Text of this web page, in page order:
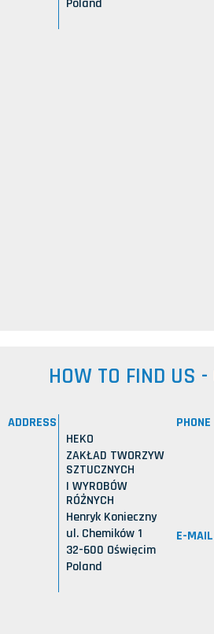
Poland
HOW TO FIND US
ADDRESS
HEKO
ZAKŁAD TWORZYW
SZTUCZNYCH
I WYROBÓW
RÓŻNYCH
Henryk Konieczny
ul. Chemików 1
32-600 Oświęcim
Poland
PHONE
E-MAIL